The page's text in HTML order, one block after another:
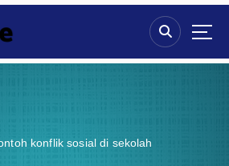
konflik sosial di sekolah